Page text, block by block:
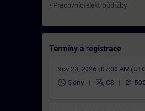
• Pracovníci elektroúdržby
Termíny a registrace
Nov 23, 2026 | 07:00 AM
schedule 5 dny translate CS 21